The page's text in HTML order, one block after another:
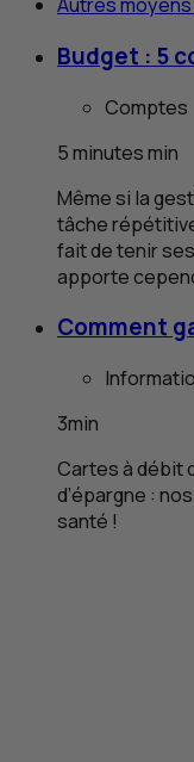
Budget : 5
Comptes
5minutesmin
Même si la
tâche
fait de tenir
apporte
Comment
3min
Cartes à débit
d’épargne :
santé !